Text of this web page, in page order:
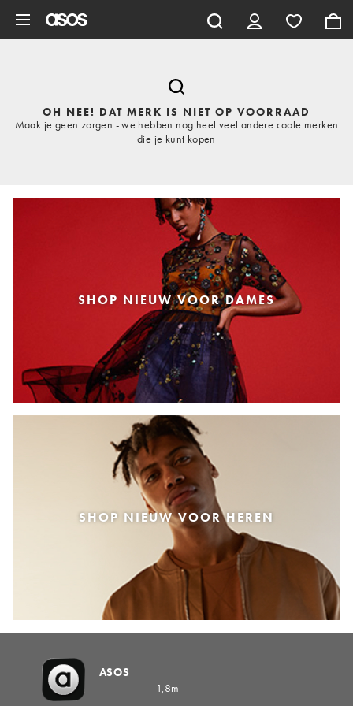
OH NEE! DAT MERK IS NIET OP VOORRAAD
Maak je geen zorgen - we hebben nog heel veel andere coole merken
die je kunt kopen
SHOP NIEUW VOOR DAMES
SHOP NIEUW VOOR HEREN
ASOS
1,8m